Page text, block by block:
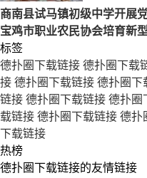
商南县试马镇初级中学开展
宝鸡市职业农民协会培育新
标签
德扑圈下载链接 德扑圈下载
接 德扑圈下载链接 德扑圈下
链接 德扑圈下载链接 德扑圈
载链接 德扑圈下载链接 德扑
下载链接
热榜
德扑圈下载链接的友情链接